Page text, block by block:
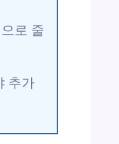
로 줄
추가